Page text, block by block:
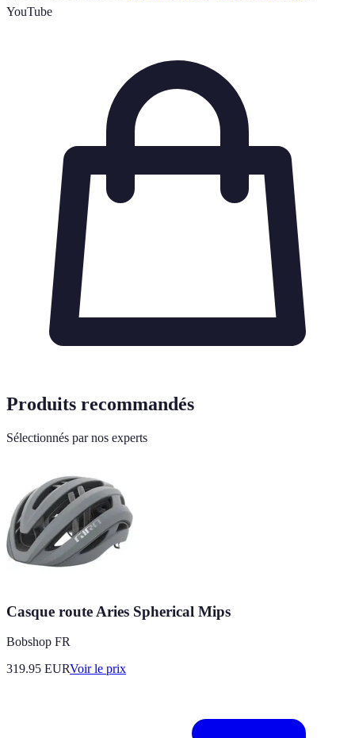
YouTube
Produits recommandés
Sélectionnés par nos experts
Casque route Aries Spherical Mips
Bobshop FR
319.95 EURVoir le prix